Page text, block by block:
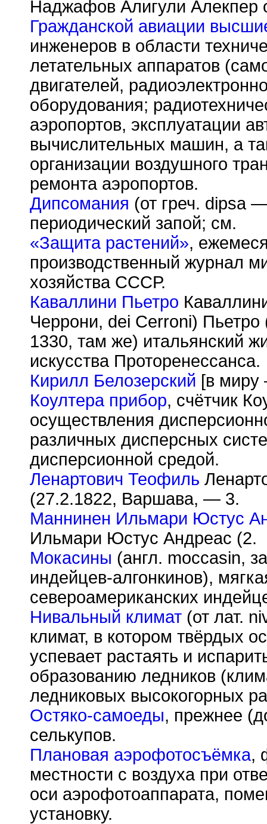
Наджафов Алигули Алекпер
Гражданской авиации
инженеров в области
летательных аппаратов
двигателей,
оборудования;
аэропортов, эксплуатации
вычислительных машин, а
организации воздушного
ремонта аэропортов.
Дипсомания (от греч. dipsa
периодический запой; см.
«Защита растений»,
производственный журнал
хозяйства СССР.
Каваллини Пьетро
Черрони, dei Cerroni)
1330, там же) итальянский
искусства Проторенессанса.
Кирилл Белозерский [в
Коултера прибор, счётчик
осуществления
различных дисперсных
дисперсионной средой.
Ленартович Теофиль
(27.2.1822, Варшава, — 3.
Маннинен Ильмари Юстус
Ильмари Юстус Андреас (2.
Мокасины (англ. moccasin,
индейцев-алгонкинов),
североамериканских
Нивальный климат (от лат.
климат, в котором твёрдых
успевает растаять и
образованию ледников
ледниковых высокогорных
Остяко-самоеды, прежнее
селькупов.
Плановая аэрофотосъёмка,
местности с воздуха при
оси аэрофотоаппарата,
установку.